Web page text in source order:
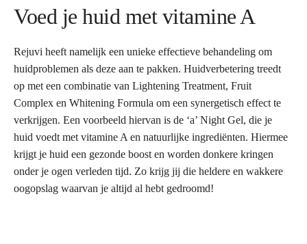
Voed je huid met vitamine A
Rejuvi heeft namelijk een unieke effectieve behandeling om
huidproblemen als deze aan te pakken. Huidverbetering treedt
op met een combinatie van Lightening Treatment, Fruit
Complex en Whitening Formula om een synergetisch effect te
verkrijgen. Een voorbeeld hiervan is de ‘a’ Night Gel, die je
huid voedt met vitamine A en natuurlijke ingrediënten. Hiermee
krijgt je huid een gezonde boost en worden donkere kringen
onder je ogen verleden tijd. Zo krijg jij die heldere en wakkere
oogopslag waarvan je altijd al hebt gedroomd!